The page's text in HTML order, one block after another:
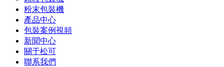
粉末包裝機
產品中心
包裝案例視頻
新聞中心
關于松可
聯系我們